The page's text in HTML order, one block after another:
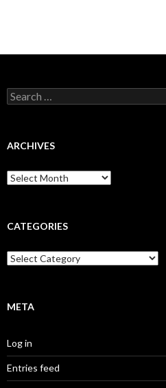
Search
for:
ARCHIVES
Archives
CATEGORIES
Categories
META
Log in
Entries feed